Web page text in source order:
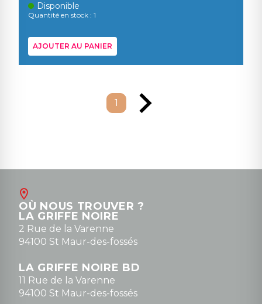
Disponible
Quantité en stock : 1
AJOUTER AU PANIER
1
OÙ NOUS TROUVER ?
LA GRIFFE NOIRE
2 Rue de la Varenne
94100 St Maur-des-fossés
LA GRIFFE NOIRE BD
11 Rue de la Varenne
94100 St Maur-des-fossés